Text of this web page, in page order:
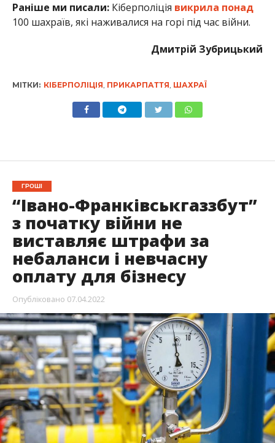
Раніше ми писали: Кіберполіція викрила понад
100 шахраїв, які наживалися на горі під час війни.
Дмитрій Зубрицький
МІТКИ: КІБЕРПОЛІЦІЯ, ПРИКАРПАТТЯ, ШАХРАЇ
ГРОШІ
“Івано-Франківськгаззбут”
з початку війни не
виставляє штрафи за
небаланси і невчасну
оплату для бізнесу
Опубліковано 07.04.2022